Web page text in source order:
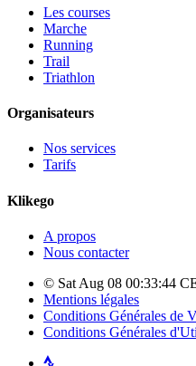
Les courses
Marche
Running
Trail
Triathlon
Organisateurs
Nos services
Tarifs
Klikego
A propos
Nous contacter
© Sat Aug 08 00:33:44
Mentions légales
Conditions Générales de
Conditions Générales
Strava